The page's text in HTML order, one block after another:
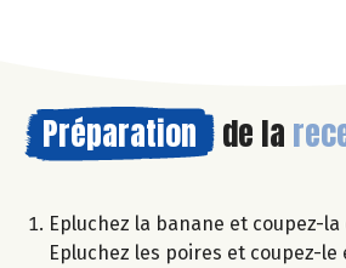
Préparation de la
Epluchez la banane et coupez-
Epluchez les poires et coupez-le